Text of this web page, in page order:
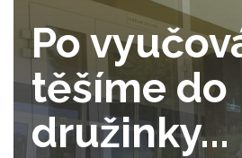
Po
těšíme do
družinky...